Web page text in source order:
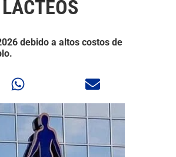
debido a altos costos de